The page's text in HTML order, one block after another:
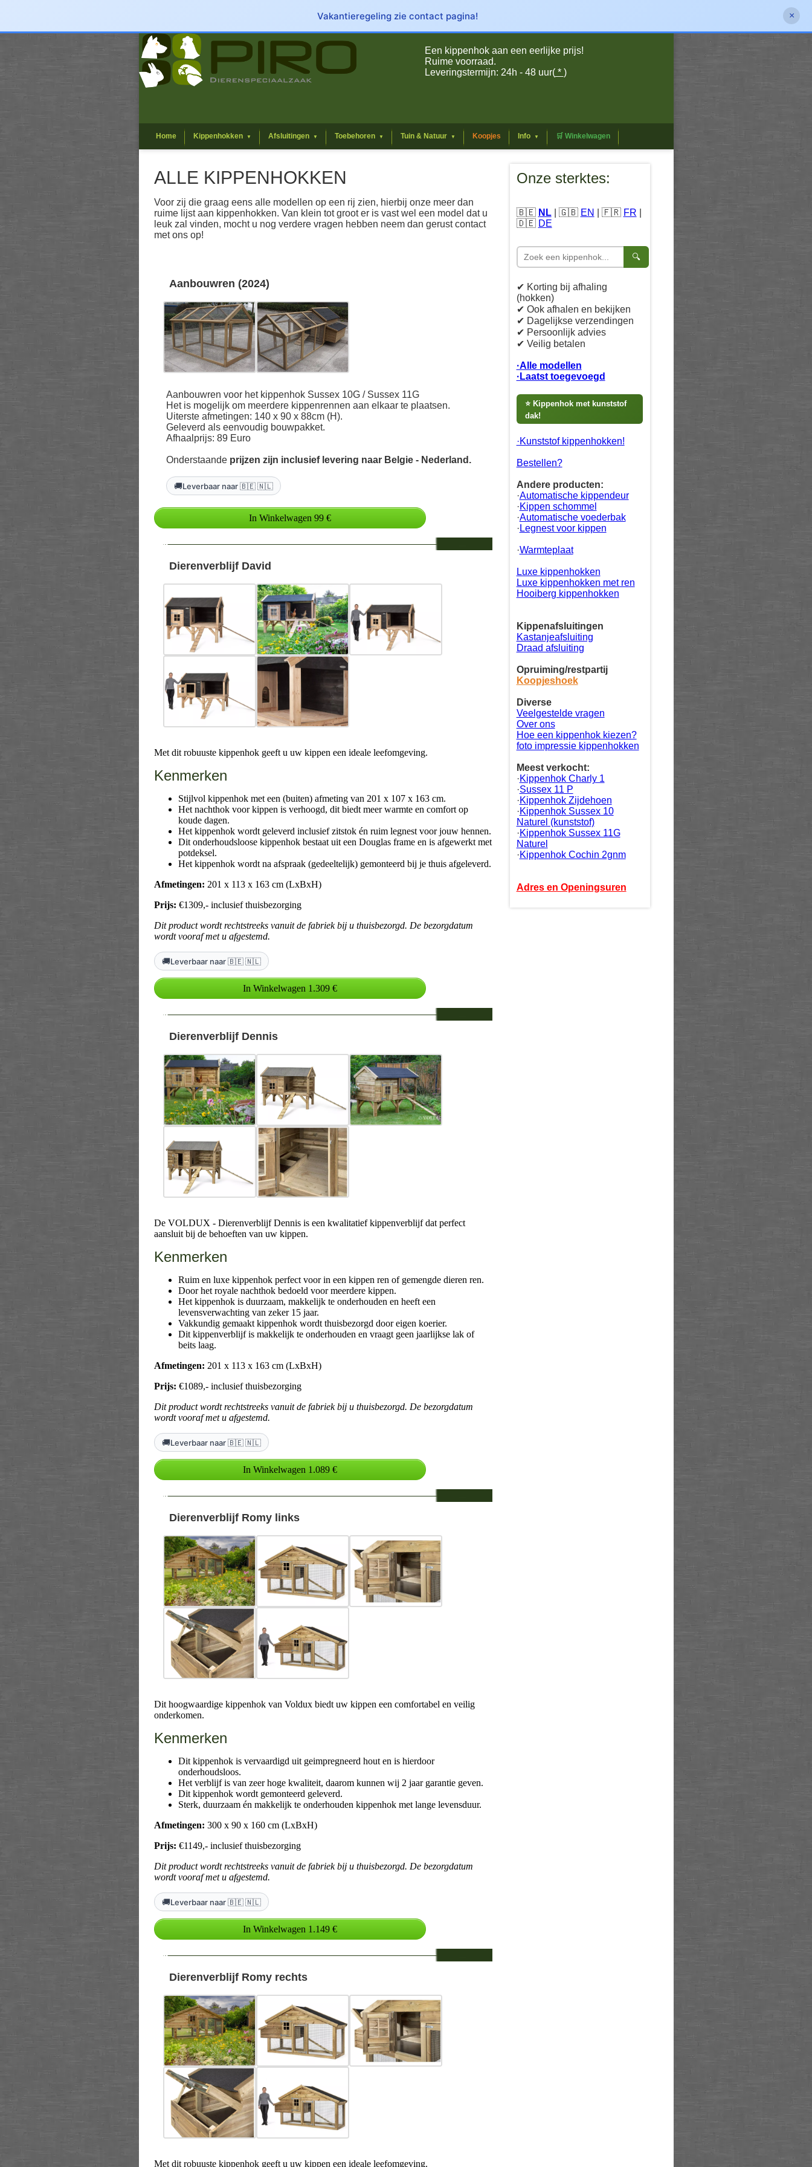
Vakantieregeling zie contact pagina! ×
Een kippenhok aan een eerlijke prijs!
Ruime voorraad.
Leveringstermijn: 24h - 48 uur(* )
Home Kippenhokken ▼ Afsluitingen ▼ Toebehoren ▼ Tuin & Natuur ▼ Koopjes Info ▼ 🛒 Winkelwagen
ALLE KIPPENHOKKEN
Voor zij die graag eens alle modellen op een rij zien, hierbij onze meer dan
ruime lijst aan kippenhokken. Van klein tot groot er is vast wel een model dat u
leuk zal vinden, mocht u nog verdere vragen hebben neem dan gerust contact
met ons op!
Aanbouwren (2024)
Aanbouwren voor het kippenhok Sussex 10G / Sussex 11G
Het is mogelijk om meerdere kippenrennen aan elkaar te plaatsen.
Uiterste afmetingen: 140 x 90 x 88cm (H).
Geleverd als eenvoudig bouwpakket.
Afhaalprijs: 89 Euro
Onderstaande prijzen zijn inclusief levering naar Belgie - Nederland.
🚚Leverbaar naar 🇧🇪 🇳🇱
--
Dierenverblijf David
Met dit robuuste kippenhok geeft u uw kippen een ideale leefomgeving.
Kenmerken
Stijlvol kippenhok met een (buiten) afmeting van 201 x 107 x 163 cm.
Het nachthok voor kippen is verhoogd, dit biedt meer warmte en comfort op
koude dagen.
Het kippenhok wordt geleverd inclusief zitstok én ruim legnest voor jouw hennen.
Dit onderhoudsloose kippenhok bestaat uit een Douglas frame en is afgewerkt met
potdeksel.
Het kippenhok wordt na afspraak (gedeeltelijk) gemonteerd bij je thuis afgeleverd.
Afmetingen: 201 x 113 x 163 cm (LxBxH)
Prijs: €1309,- inclusief thuisbezorging
Dit product wordt rechtstreeks vanuit de fabriek bij u thuisbezorgd. De bezorgdatum
wordt vooraf met u afgestemd.
🚚Leverbaar naar 🇧🇪 🇳🇱
--
Dierenverblijf Dennis
De VOLDUX - Dierenverblijf Dennis is een kwalitatief kippenverblijf dat perfect
aansluit bij de behoeften van uw kippen.
Kenmerken
Ruim en luxe kippenhok perfect voor in een kippen ren of gemengde dieren ren.
Door het royale nachthok bedoeld voor meerdere kippen.
Het kippenhok is duurzaam, makkelijk te onderhouden en heeft een
levensverwachting van zeker 15 jaar.
Vakkundig gemaakt kippenhok wordt thuisbezorgd door eigen koerier.
Dit kippenverblijf is makkelijk te onderhouden en vraagt geen jaarlijkse lak of
beits laag.
Afmetingen: 201 x 113 x 163 cm (LxBxH)
Prijs: €1089,- inclusief thuisbezorging
Dit product wordt rechtstreeks vanuit de fabriek bij u thuisbezorgd. De bezorgdatum
wordt vooraf met u afgestemd.
🚚Leverbaar naar 🇧🇪 🇳🇱
--
Dierenverblijf Romy links
Dit hoogwaardige kippenhok van Voldux biedt uw kippen een comfortabel en veilig
onderkomen.
Kenmerken
Dit kippenhok is vervaardigd uit geimpregneerd hout en is hierdoor
onderhoudsloos.
Het verblijf is van zeer hoge kwaliteit, daarom kunnen wij 2 jaar garantie geven.
Dit kippenhok wordt gemonteerd geleverd.
Sterk, duurzaam én makkelijk te onderhouden kippenhok met lange levensduur.
Afmetingen: 300 x 90 x 160 cm (LxBxH)
Prijs: €1149,- inclusief thuisbezorging
Dit product wordt rechtstreeks vanuit de fabriek bij u thuisbezorgd. De bezorgdatum
wordt vooraf met u afgestemd.
🚚Leverbaar naar 🇧🇪 🇳🇱
--
Dierenverblijf Romy rechts
Met dit robuuste kippenhok geeft u uw kippen een ideale leefomgeving.
Onze sterktes:
🇧🇪 NL| 🇬🇧 EN | 🇫🇷 FR
🇩🇪 DE
🔍
✔ Korting bij afhaling
(hokken)
✔ Ook afhalen en bekijken
✔ Dagelijkse verzendingen
✔ Persoonlijk advies
✔ Veilig betalen
·Alle modellen
·Laatst toegevoegd
⭐ Kippenhok met kunststof
dak!
·Kunststof kippenhokken!
Bestellen?
Andere producten:
·Automatische kippendeur
·Kippen schommel
·Automatische voederbak
· Legnest voor kippen
·Warmteplaat
Luxe kippenhokken
Luxe kippenhokken met ren
Hooiberg kippenhokken
Kippenafsluitingen
Kastanjeafsluiting
Draad afsluiting
Opruiming/restpartij
Koopjeshoek
Diverse
Veelgestelde vragen
Over ons
Hoe een kippenhok kiezen?
foto impressie kippenhokken
Meest verkocht:
·Kippenhok Charly 1
·Sussex 11 P
·Kippenhok Zijdehoen
·Kippenhok Sussex 10
Naturel (kunststof)
·Kippenhok Sussex 11G
Naturel
·Kippenhok Cochin 2gnm
Adres en Openingsuren